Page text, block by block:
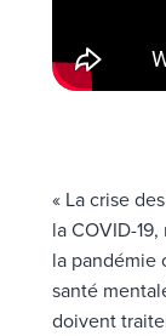
« La crise
la COVID-
la pandémie
santé
doivent